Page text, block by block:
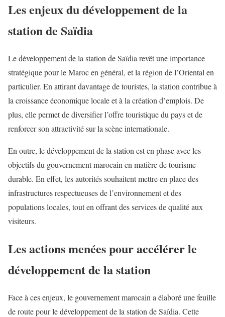
Les enjeux du développement de la
station de Saïdia
Le développement de la station de Saïdia revêt une importance
stratégique pour le Maroc en général, et la région de l’Oriental en
particulier. En attirant davantage de touristes, la station contribue à
la croissance économique locale et à la création d’emplois. De
plus, elle permet de diversifier l’offre touristique du pays et de
renforcer son attractivité sur la scène internationale.
En outre, le développement de la station est en phase avec les
objectifs du gouvernement marocain en matière de tourisme
durable. En effet, les autorités souhaitent mettre en place des
infrastructures respectueuses de l’environnement et des
populations locales, tout en offrant des services de qualité aux
visiteurs.
Les actions menées pour accélérer le
développement de la station
Face à ces enjeux, le gouvernement marocain a élaboré une feuille
de route pour le développement de la station de Saïdia. Cette